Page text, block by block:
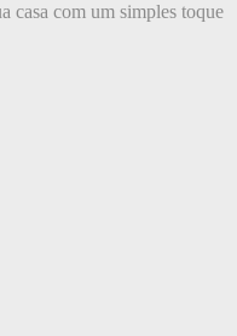
casa com um simples toque